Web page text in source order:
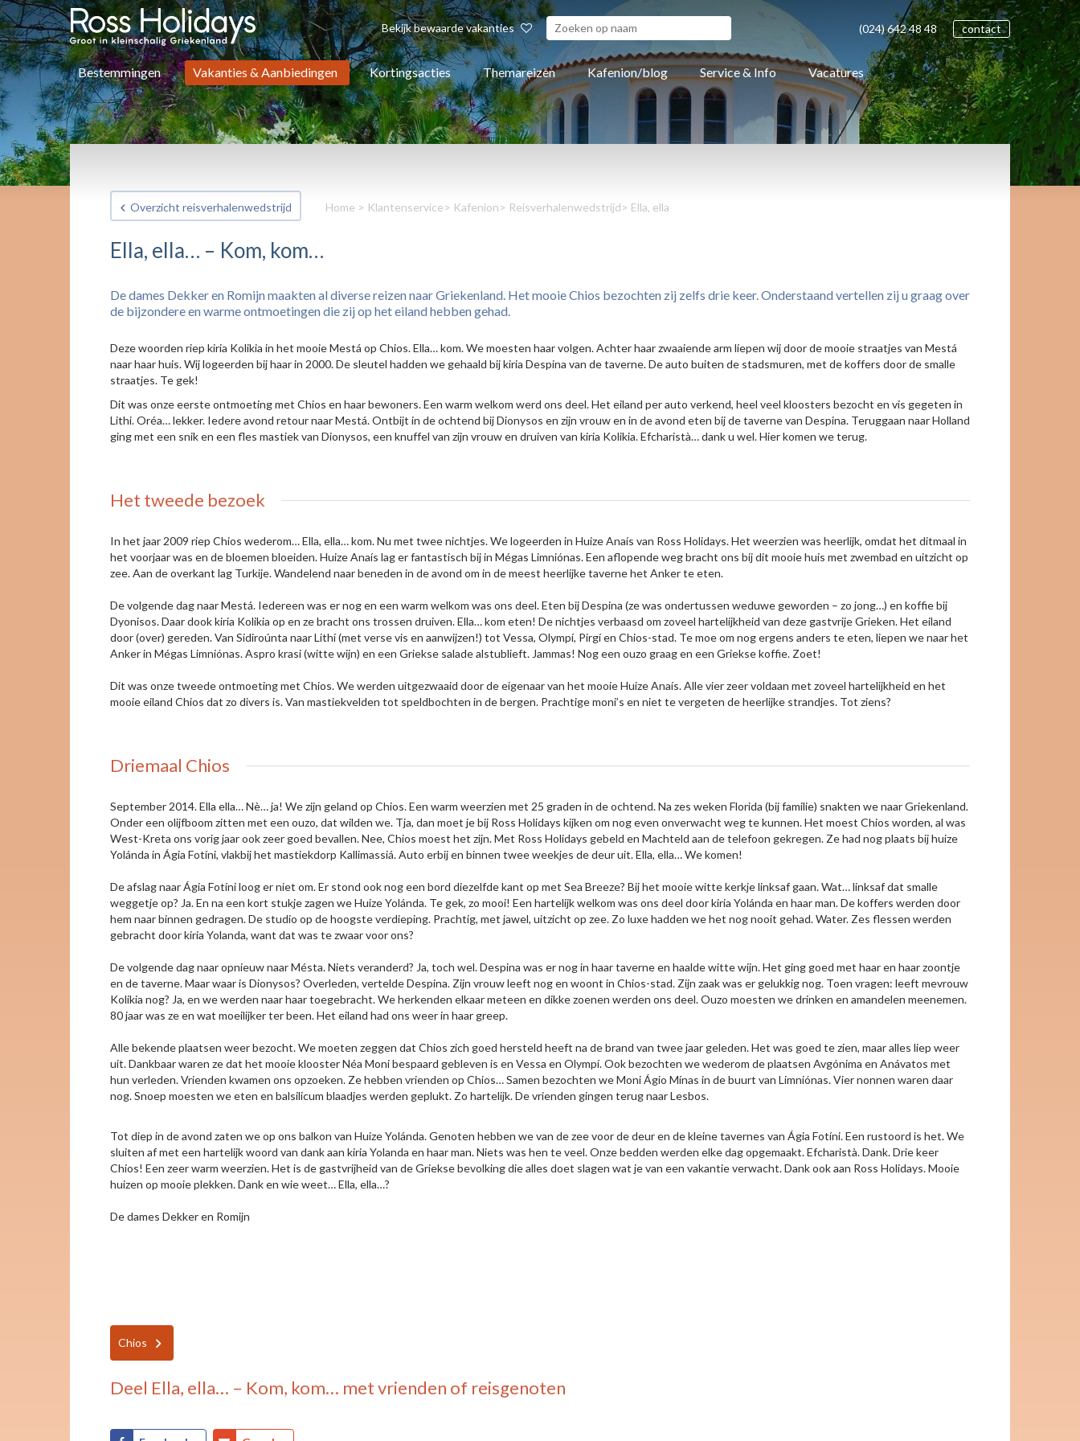
Bekijk bewaarde vakanties (024)642 4848 contact
Bestemmingen Vakanties & Aanbiedingen Kortingsacties Themareizen Kafenion/blog Service & Info Vacatures
Overzicht reisverhalenwedstrijd Home > Klantenservice> Kafenion> Reisverhalenwedstrijd> Ella, ella
Ella, ella… – Kom, kom…
De dames Dekker en Romijn maakten al diverse reizen naar Griekenland. Het mooie Chios bezochten zij zelfs drie keer. Onderstaand vertellen zij u graag over
de bijzondere en warme ontmoetingen die zij op het eiland hebben gehad.
Deze woorden riep kiria Kolikia in het mooie Mestá op Chios. Ella… kom. We moesten haar volgen. Achter haar zwaaiende arm liepen wij door de mooie straatjes van Mestá
naar haar huis. Wij logeerden bij haar in 2000. De sleutel hadden we gehaald bij kiria Despina van de taverne. De auto buiten de stadsmuren, met de koffers door de smalle
straatjes. Te gek!
Dit was onze eerste ontmoeting met Chios en haar bewoners. Een warm welkom werd ons deel. Het eiland per auto verkend, heel veel kloosters bezocht en vis gegeten in
Lithi. Oréa… lekker. Iedere avond retour naar Mestá. Ontbijt in de ochtend bij Dionysos en zijn vrouw en in de avond eten bij de taverne van Despina. Teruggaan naar Holland
ging met een snik en een fles mastiek van Dionysos, een knuffel van zijn vrouw en druiven van kiria Kolikia. Efcharistà… dank u wel. Hier komen we terug.
Het tweede bezoek
In het jaar 2009 riep Chios wederom… Ella, ella… kom. Nu met twee nichtjes. We logeerden in Huize Anaís van Ross Holidays. Het weerzien was heerlijk, omdat het ditmaal in
het voorjaar was en de bloemen bloeiden. Huize Anaís lag er fantastisch bij in Mégas Limniónas. Een aflopende weg bracht ons bij dit mooie huis met zwembad en uitzicht op
zee. Aan de overkant lag Turkije. Wandelend naar beneden in de avond om in de meest heerlijke taverne het Anker te eten.
De volgende dag naar Mestá. Iedereen was er nog en een warm welkom was ons deel. Eten bij Despina (ze was ondertussen weduwe geworden – zo jong…) en koffie bij
Dyonisos. Daar dook kiria Kolikia op en ze bracht ons trossen druiven. Ella… kom eten! De nichtjes verbaasd om zoveel hartelijkheid van deze gastvrije Grieken. Het eiland
door (over) gereden. Van Sidiroúnta naar Lithí (met verse vis en aanwijzen!) tot Vessa, Olympí, Pirgí en Chios-stad. Te moe om nog ergens anders te eten, liepen we naar het
Anker in Mégas Limniónas. Aspro krasi (witte wijn) en een Griekse salade alstublieft. Jammas! Nog een ouzo graag en een Griekse koffie. Zoet!
Dit was onze tweede ontmoeting met Chios. We werden uitgezwaaid door de eigenaar van het mooie Huize Anaís. Alle vier zeer voldaan met zoveel hartelijkheid en het
mooie eiland Chios dat zo divers is. Van mastiekvelden tot speldbochten in de bergen. Prachtige moni’s en niet te vergeten de heerlijke strandjes. Tot ziens?
Driemaal Chios
September 2014. Ella ella… Nè… ja! We zijn geland op Chios. Een warm weerzien met 25 graden in de ochtend. Na zes weken Florida (bij familie) snakten we naar Griekenland.
Onder een olijfboom zitten met een ouzo, dat wilden we. Tja, dan moet je bij Ross Holidays kijken om nog even onverwacht weg te kunnen. Het moest Chios worden, al was
West-Kreta ons vorig jaar ook zeer goed bevallen. Nee, Chios moest het zijn. Met Ross Holidays gebeld en Machteld aan de telefoon gekregen. Ze had nog plaats bij huize
Yolánda in Ágia Fotíni, vlakbij het mastiekdorp Kallimassiá. Auto erbij en binnen twee weekjes de deur uit. Ella, ella… We komen!
De afslag naar Ágia Fotíni loog er niet om. Er stond ook nog een bord diezelfde kant op met Sea Breeze? Bij het mooie witte kerkje linksaf gaan. Wat… linksaf dat smalle
weggetje op? Ja. En na een kort stukje zagen we Huize Yolánda. Te gek, zo mooi! Een hartelijk welkom was ons deel door kiria Yolánda en haar man. De koffers werden door
hem naar binnen gedragen. De studio op de hoogste verdieping. Prachtig, met jawel, uitzicht op zee. Zo luxe hadden we het nog nooit gehad. Water. Zes flessen werden
gebracht door kiria Yolanda, want dat was te zwaar voor ons?
De volgende dag naar opnieuw naar Mésta. Niets veranderd? Ja, toch wel. Despina was er nog in haar taverne en haalde witte wijn. Het ging goed met haar en haar zoontje
en de taverne. Maar waar is Dionysos? Overleden, vertelde Despina. Zijn vrouw leeft nog en woont in Chios-stad. Zijn zaak was er gelukkig nog. Toen vragen: leeft mevrouw
Kolikia nog? Ja, en we werden naar haar toegebracht. We herkenden elkaar meteen en dikke zoenen werden ons deel. Ouzo moesten we drinken en amandelen meenemen.
80 jaar was ze en wat moeilijker ter been. Het eiland had ons weer in haar greep.
Alle bekende plaatsen weer bezocht. We moeten zeggen dat Chios zich goed hersteld heeft na de brand van twee jaar geleden. Het was goed te zien, maar alles liep weer
uit. Dankbaar waren ze dat het mooie klooster Néa Moni bespaard gebleven is en Vessa en Olympí. Ook bezochten we wederom de plaatsen Avgónima en Anávatos met
hun verleden. Vrienden kwamen ons opzoeken. Ze hebben vrienden op Chios… Samen bezochten we Moni Ágio Mínas in de buurt van Limniónas. Vier nonnen waren daar
nog. Snoep moesten we eten en balsilicum blaadjes werden geplukt. Zo hartelijk. De vrienden gingen terug naar Lesbos.
Tot diep in de avond zaten we op ons balkon van Huize Yolánda. Genoten hebben we van de zee voor de deur en de kleine tavernes van Ágia Fotíni. Een rustoord is het. We
sluiten af met een hartelijk woord van dank aan kiria Yolanda en haar man. Niets was hen te veel. Onze bedden werden elke dag opgemaakt. Efcharistà. Dank. Drie keer
Chios! Een zeer warm weerzien. Het is de gastvrijheid van de Griekse bevolking die alles doet slagen wat je van een vakantie verwacht. Dank ook aan Ross Holidays. Mooie
huizen op mooie plekken. Dank en wie weet… Ella, ella…?
De dames Dekker en Romijn
Chios
Deel Ella, ella… – Kom, kom… met vrienden of reisgenoten